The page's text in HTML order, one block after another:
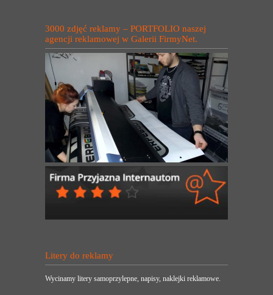
3000 zdjęć reklamy – PORTFOLIO naszej
agencji reklamowej w Galerii FirmyNet.
Litery do reklamy
Wycinamy litery samoprzylepne, napisy, naklejki reklamowe.